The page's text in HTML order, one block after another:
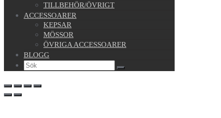
TILLBEHÖR/ÖVRIGT
ACCESSOARER
KEPSAR
MÖSSOR
ÖVRIGA ACCESSOARER
BLOGG